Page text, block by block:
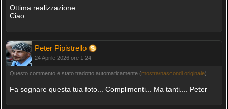
Ottima realizzazione.
Ciao
Peter Pipistrello
24 Aprile 2026 ore 1:24
Questo commento è stato tradotto automaticamente (mostra/nascondi originale)
Fa sognare questa tua foto... Complimenti... Ma tanti.... Peter